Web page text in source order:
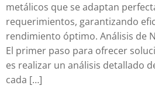
metálicos que se adaptan
requerimientos, garantizando
rendimiento óptimo. Análisis de
El primer paso para ofrecer
es realizar un análisis detallado
cada […]